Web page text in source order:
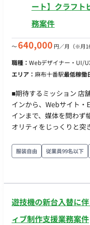
ート】クラフト
務案件
〜640,000 円／月 （※月
職種： Webデザイナー・UI/
エリア： 麻布十番駅最低稼働
■期待するミッション 店
インから、Webサイト・
インまで、媒体を問わず
オリティをじっくりと突
なミッションとなります
ら、柔軟かつ迅速に対応していた
工程 【クラフトビール
店舗用のポップ、サイン
グッズのデザイン制作
ーディーな制作進行 担当
服装自由 従業員99名以下
遊技機の新台入替に
ィブ制作支援業務案件